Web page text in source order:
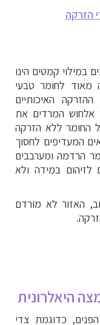
הזרקה
במילוי קמטים הינו
מאוד לחומר טבעי
האיכותיים
אלחוש המרדים את
החומר ללא הזרקה
המעדיפים לחסוך
הרדמה ומערבבים
לזיהום במידה ולא
האזור לא מורדם
היאלרונית
כדוגמת צדי